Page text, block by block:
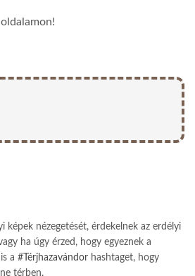
képek nézegetését, érdekelnek az erdélyi
ha úgy érzed, hogy egyeznek a
a #Térjhazavándor hashtaget, hogy
térben.